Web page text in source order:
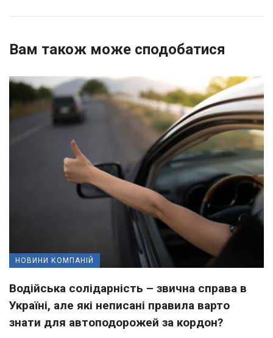
Вам також може сподобатися
НОВИНИ КОМПАНІЙ
Водійська солідарність – звична справа в
Україні, але які неписані правила варто
знати для автоподорожей за кордон?